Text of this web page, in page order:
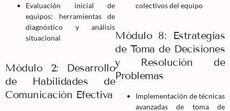
Evaluación inicial de
equipos: herramientas de
diagnóstico y análisis
situacional
Módulo 2: Desarrollo
de Habilidades de
Comunicación Efectiva
colectivos del equipo
Módulo 8: Estrategias
de Toma de Decisiones
y Resolución de
Problemas
Implementación de técnicas
avanzadas de toma de